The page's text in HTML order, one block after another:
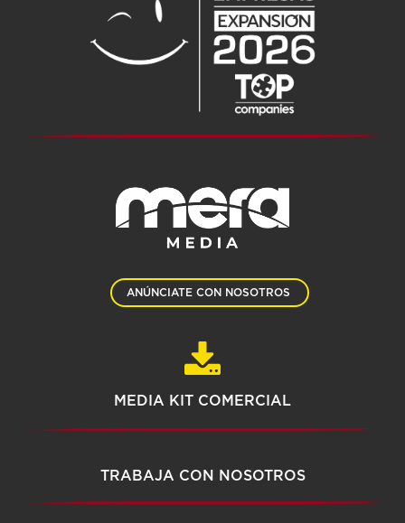
ANÚNCIATE CON NOSOTROS
MEDIA KIT COMERCIAL
TRABAJA CON NOSOTROS